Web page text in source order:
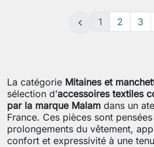
 1 2 3
La catégorie Mitaines et
sélection d’accessoires textiles
par la marque Malam dans un
France. Ces pièces sont
prolongements du vêtement,
confort et expressivité à une